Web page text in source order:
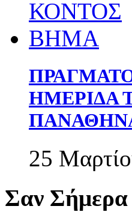
ΗΜΕΡΙΔΑ
25
Σαν Σήμερα